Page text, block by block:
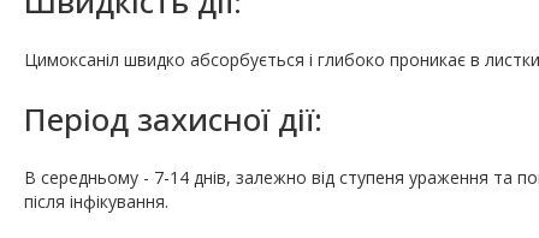
Цимоксаніл швидко абсорбується і глибоко проникає в
Період захисної дії:
В середньому - 7-14 днів, залежно від ступеня ураження та
після інфікування.